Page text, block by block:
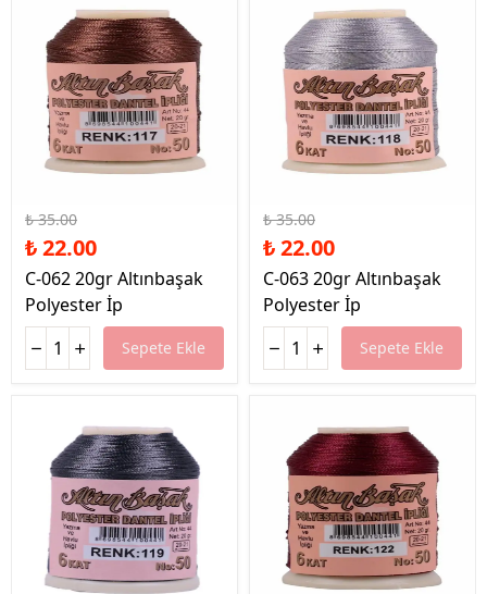
₺ 35.00
₺ 22.00
C-062 20gr Altınbaşak
Polyester İp
Sepete Ekle
₺ 35.00
₺ 22.00
C-063 20gr Altınbaşak
Polyester İp
Sepete Ekle